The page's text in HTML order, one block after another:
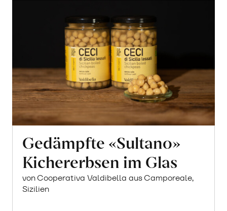
Gedämpfte «Sultano»
Kichererbsen im Glas
von Cooperativa Valdibella aus Camporeale,
Sizilien